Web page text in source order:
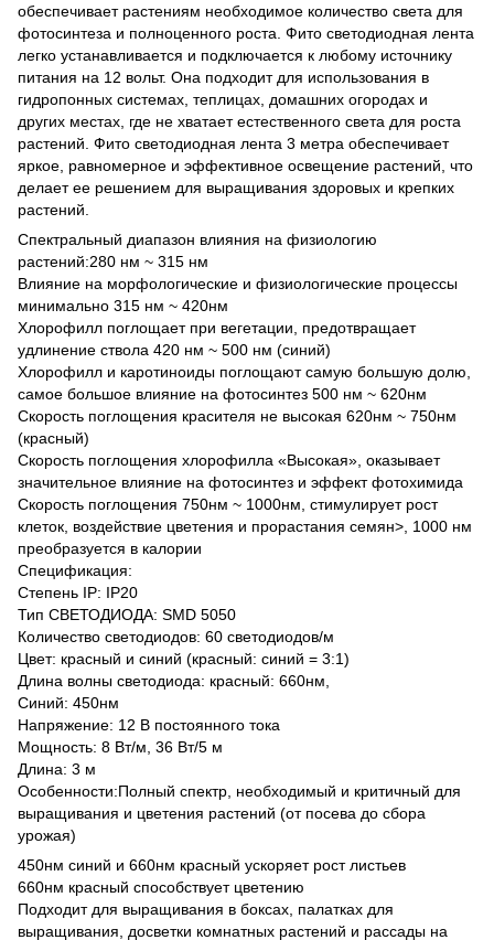
обеспечивает растениям необходимое количество света для
фотосинтеза и полноценного роста. Фито светодиодная лента
легко устанавливается и подключается к любому источнику
питания на 12 вольт. Она подходит для использования в
гидропонных системах, теплицах, домашних огородах и
других местах, где не хватает естественного света для роста
растений. Фито светодиодная лента 3 метра обеспечивает
яркое, равномерное и эффективное освещение растений, что
делает ее решением для выращивания здоровых и крепких
растений.
Спектральный диапазон влияния на физиологию
растений:280 нм ~ 315 нм
Влияние на морфологические и физиологические процессы
минимально 315 нм ~ 420нм
Хлорофилл поглощает при вегетации, предотвращает
удлинение ствола 420 нм ~ 500 нм (синий)
Хлорофилл и каротиноиды поглощают самую большую долю,
самое большое влияние на фотосинтез 500 нм ~ 620нм
Скорость поглощения красителя не высокая 620нм ~ 750нм
(красный)
Скорость поглощения хлорофилла «Высокая», оказывает
значительное влияние на фотосинтез и эффект фотохимида
Скорость поглощения 750нм ~ 1000нм, стимулирует рост
клеток, воздействие цветения и прорастания семян>, 1000 нм
преобразуется в калории
Спецификация:
Степень IP: IP20
Тип СВЕТОДИОДА: SMD 5050
Количество светодиодов: 60 светодиодов/м
Цвет: красный и синий (красный: синий = 3:1)
Длина волны светодиода: красный: 660нм,
Синий: 450нм
Напряжение: 12 В постоянного тока
Мощность: 8 Вт/м, 36 Вт/5 м
Длина: 3 м
Особенности:Полный спектр, необходимый и критичный для
выращивания и цветения растений (от посева до сбора
урожая)
450нм синий и 660нм красный ускоряет рост листьев
660нм красный способствует цветению
Подходит для выращивания в боксах, палатках для
выращивания, досветки комнатных растений и рассады на